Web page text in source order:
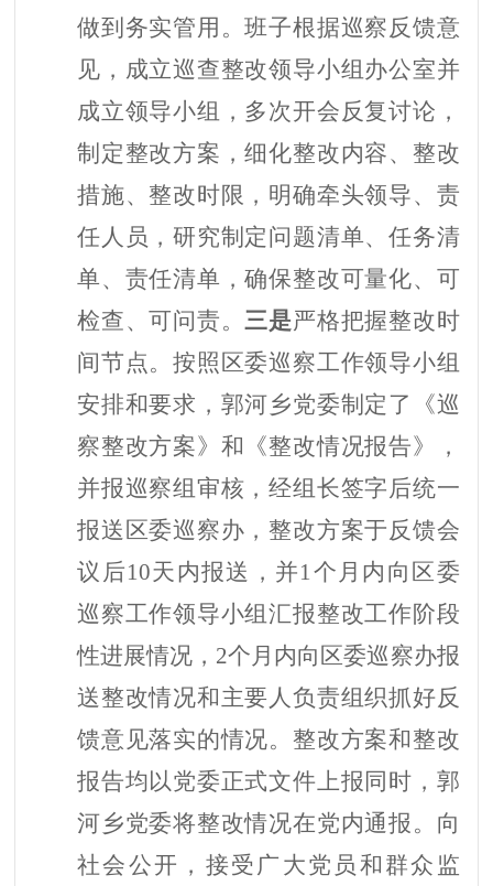
做到务实管用。班子根据巡察反馈意
见，成立巡查整改领导小组办公室并
成立领导小组，多次开会反复讨论，
制定整改方案，细化整改内容、整改
措施、整改时限，明确牵头领导、责
任人员，研究制定问题清单、任务清
单、责任清单，确保整改可量化、可
检查、可问责。三是严格把握整改时
间节点。按照区委巡察工作领导小组
安排和要求，郭河乡党委制定了《巡
察整改方案》和《整改情况报告》，
并报巡察组审核，经组长签字后统一
报送区委巡察办，整改方案于反馈会
议后10天内报送，并1个月内向区委
巡察工作领导小组汇报整改工作阶段
性进展情况，2个月内向区委巡察办报
送整改情况和主要人负责组织抓好反
馈意见落实的情况。整改方案和整改
报告均以党委正式文件上报同时，郭
河乡党委将整改情况在党内通报。向
社会公开，接受广大党员和群众监